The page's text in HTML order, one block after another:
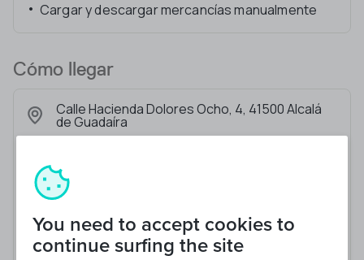
Cargar y descargar mercancías manualmente
Cómo llegar
Calle Hacienda Dolores Ocho, 4, 41500 Alcalá
de Guadaíra
You need to accept cookies to
continue surfing the site